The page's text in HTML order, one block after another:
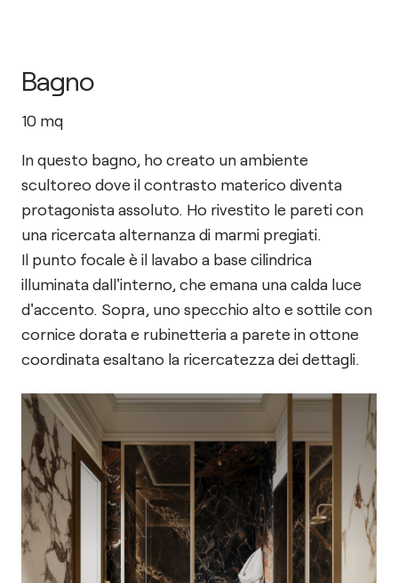
Bagno
10 mq
In questo bagno, ho creato un ambiente
scultoreo dove il contrasto materico diventa
protagonista assoluto. Ho rivestito le pareti con
una ricercata alternanza di marmi pregiati.
Il punto focale è il lavabo a base cilindrica
illuminata dall'interno, che emana una calda luce
d'accento. Sopra, uno specchio alto e sottile con
cornice dorata e rubinetteria a parete in ottone
coordinata esaltano la ricercatezza dei dettagli.